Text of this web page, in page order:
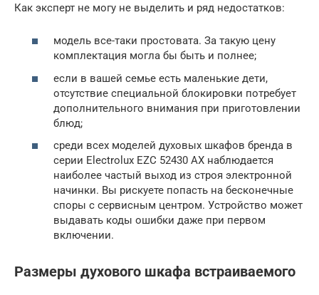
Как эксперт не могу не выделить и ряд недостатков:
модель все-таки простовата. За такую цену
комплектация могла бы быть и полнее;
если в вашей семье есть маленькие дети,
отсутствие специальной блокировки потребует
дополнительного внимания при приготовлении
блюд;
среди всех моделей духовых шкафов бренда в
серии Electrolux EZC 52430 AX наблюдается
наиболее частый выход из строя электронной
начинки. Вы рискуете попасть на бесконечные
споры с сервисным центром. Устройство может
выдавать коды ошибки даже при первом
включении.
Размеры духового шкафа встраиваемого